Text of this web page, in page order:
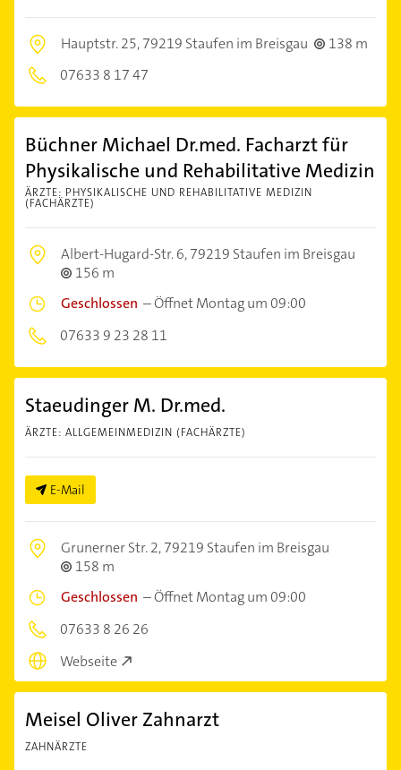
Hauptstr. 25,79219 Staufen im Breisgau
138 m
07633 8 17 47
Büchner Michael Dr.med. Facharzt für
Physikalische und Rehabilitative Medizin
ÄRZTE: PHYSIKALISCHE UND REHABILITATIVE MEDIZIN
(FACHÄRZTE)
Albert-Hugard-Str. 6,79219 Staufen im Breisgau
156 m
Geschlossen –Öffnet Montag um 09:00
07633 9 23 28 11
Staeudinger M. Dr.med.
ÄRZTE: ALLGEMEINMEDIZIN (FACHÄRZTE)
E-Mail
Grunerner Str. 2,79219 Staufen im Breisgau
158 m
Geschlossen –Öffnet Montag um 09:00
07633 8 26 26
Webseite
Meisel Oliver Zahnarzt
ZAHNÄRZTE